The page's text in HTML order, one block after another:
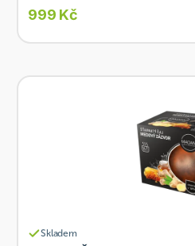
999 Kč
Skladem